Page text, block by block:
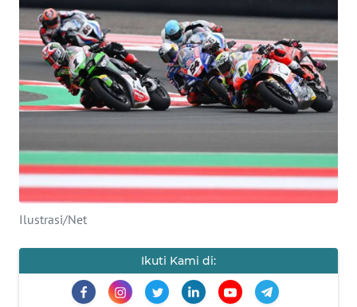
Ilustrasi/Net
Ikuti Kami di:
MANDALIKA
OPINI
INDEKS
BERITA
KONTAK
INFO